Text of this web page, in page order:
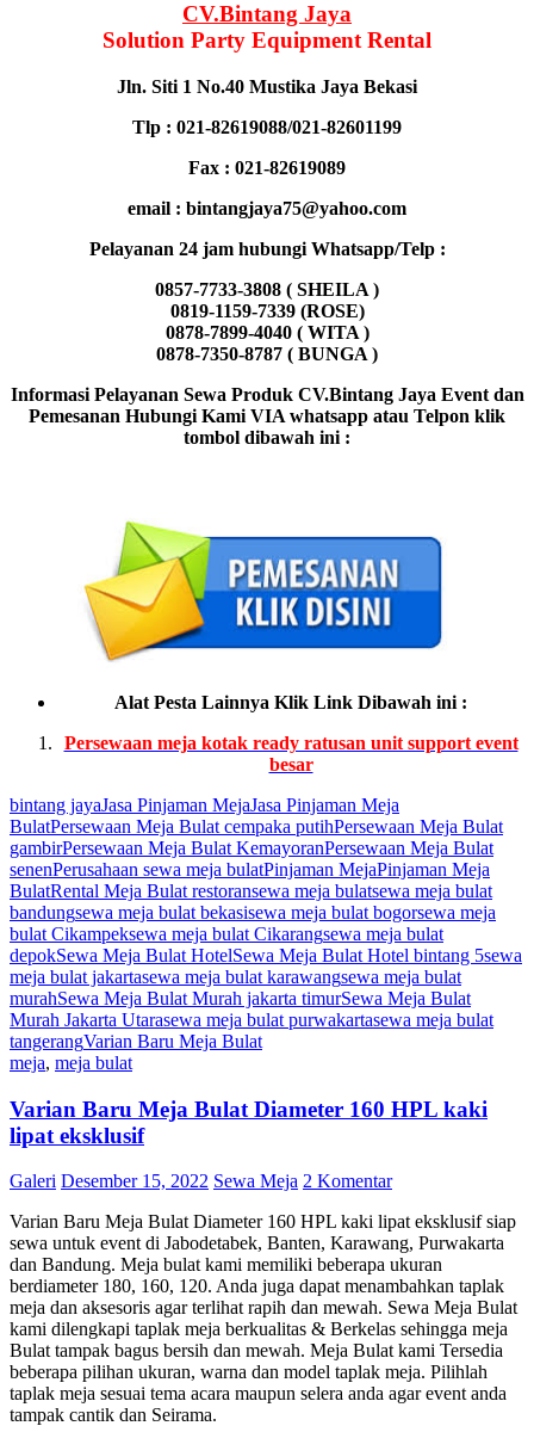
CV.Bintang Jaya
Solution Party Equipment Rental
Jln. Siti 1 No.40 Mustika Jaya Bekasi
Tlp : 021-82619088/021-82601199
Fax : 021-82619089
email : bintangjaya75@yahoo.com
Pelayanan 24 jam hubungi Whatsapp/Telp :
0857-7733-3808 ( SHEILA )
0819-1159-7339 (ROSE)
0878-7899-4040 ( WITA )
0878-7350-8787 ( BUNGA )
Informasi Pelayanan Sewa Produk CV.Bintang Jaya Event dan
Pemesanan Hubungi Kami VIA whatsapp atau Telpon klik
tombol dibawah ini :
Alat Pesta Lainnya Klik Link Dibawah ini :
Persewaan meja kotak ready ratusan unit support event
besar
bintang jayaJasa Pinjaman MejaJasa Pinjaman Meja
BulatPersewaan Meja Bulat cempaka putihPersewaan Meja Bulat
gambirPersewaan Meja Bulat KemayoranPersewaan Meja Bulat
senenPerusahaan sewa meja bulatPinjaman MejaPinjaman Meja
BulatRental Meja Bulat restoransewa meja bulatsewa meja bulat
bandungsewa meja bulat bekasisewa meja bulat bogorsewa meja
bulat Cikampeksewa meja bulat Cikarangsewa meja bulat
depokSewa Meja Bulat HotelSewa Meja Bulat Hotel bintang 5sewa
meja bulat jakartasewa meja bulat karawangsewa meja bulat
murahSewa Meja Bulat Murah jakarta timurSewa Meja Bulat
Murah Jakarta Utarasewa meja bulat purwakartasewa meja bulat
tangerangVarian Baru Meja Bulat
meja, meja bulat
Varian Baru Meja Bulat Diameter 160 HPL kaki
lipat eksklusif
Galeri Desember 15, 2022 Sewa Meja 2 Komentar
Varian Baru Meja Bulat Diameter 160 HPL kaki lipat eksklusif siap
sewa untuk event di Jabodetabek, Banten, Karawang, Purwakarta
dan Bandung. Meja bulat kami memiliki beberapa ukuran
berdiameter 180, 160, 120. Anda juga dapat menambahkan taplak
meja dan aksesoris agar terlihat rapih dan mewah. Sewa Meja Bulat
kami dilengkapi taplak meja berkualitas & Berkelas sehingga meja
Bulat tampak bagus bersih dan mewah. Meja Bulat kami Tersedia
beberapa pilihan ukuran, warna dan model taplak meja. Pilihlah
taplak meja sesuai tema acara maupun selera anda agar event anda
tampak cantik dan Seirama.